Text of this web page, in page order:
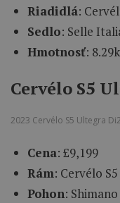
Riadidlá:
Sedlo: Selle
Hmotnosť:
Cervélo S5
2023 Cervélo S5 Ultegra Di2
Cena: £9,199
Rám: Cervélo S5
Pohon: